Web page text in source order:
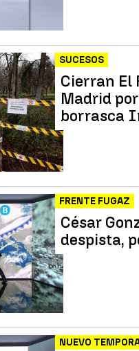
SUCESOS
Cierran El
Madrid
borrasca
FRENTE FUGAZ
César
despista,
NUEVO